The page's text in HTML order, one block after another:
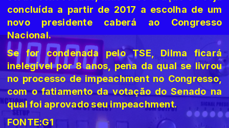
concluída a partir de 2017 a escolha de um
novo presidente caberá ao Congresso
Nacional.
Se for condenada pelo TSE, Dilma ficará
inelegível por 8 anos, pena da qual se livrou
no processo de impeachment no Congresso,
com o fatiamento da votação do Senado na
qual foi aprovado seu impeachment.
FONTE:G1